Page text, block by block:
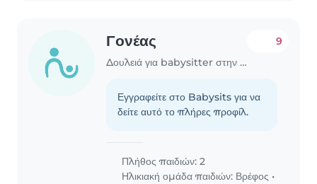
Γονέας
Δουλειά για babysitter στην περιοχή Χανιά
9
Εγγραφείτε στο Babysits για να
δείτε αυτό το πλήρες προφίλ.
Πλήθος παιδιών: 2
Ηλικιακή ομάδα παιδιών: Βρέφος •